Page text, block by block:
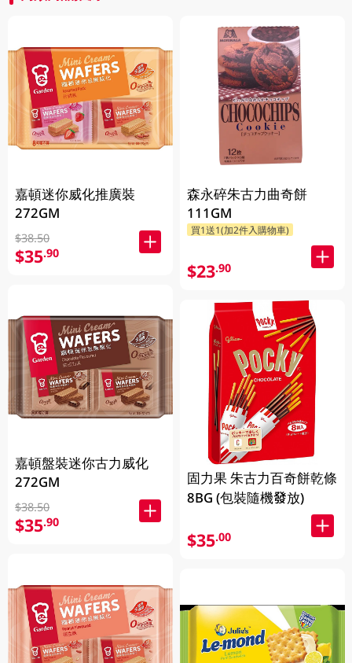
嘉頓迷你威化推廣裝
272GM
$38.50
$35.90
嘉頓盤裝迷你古力威化
272GM
$38.50
$35.90
森永碎朱古力曲奇餅
111GM
買1送1(加2件入購物車)
$23.90
固力果 朱古力百奇餅乾條
8BG (包裝隨機發放)
$35.00